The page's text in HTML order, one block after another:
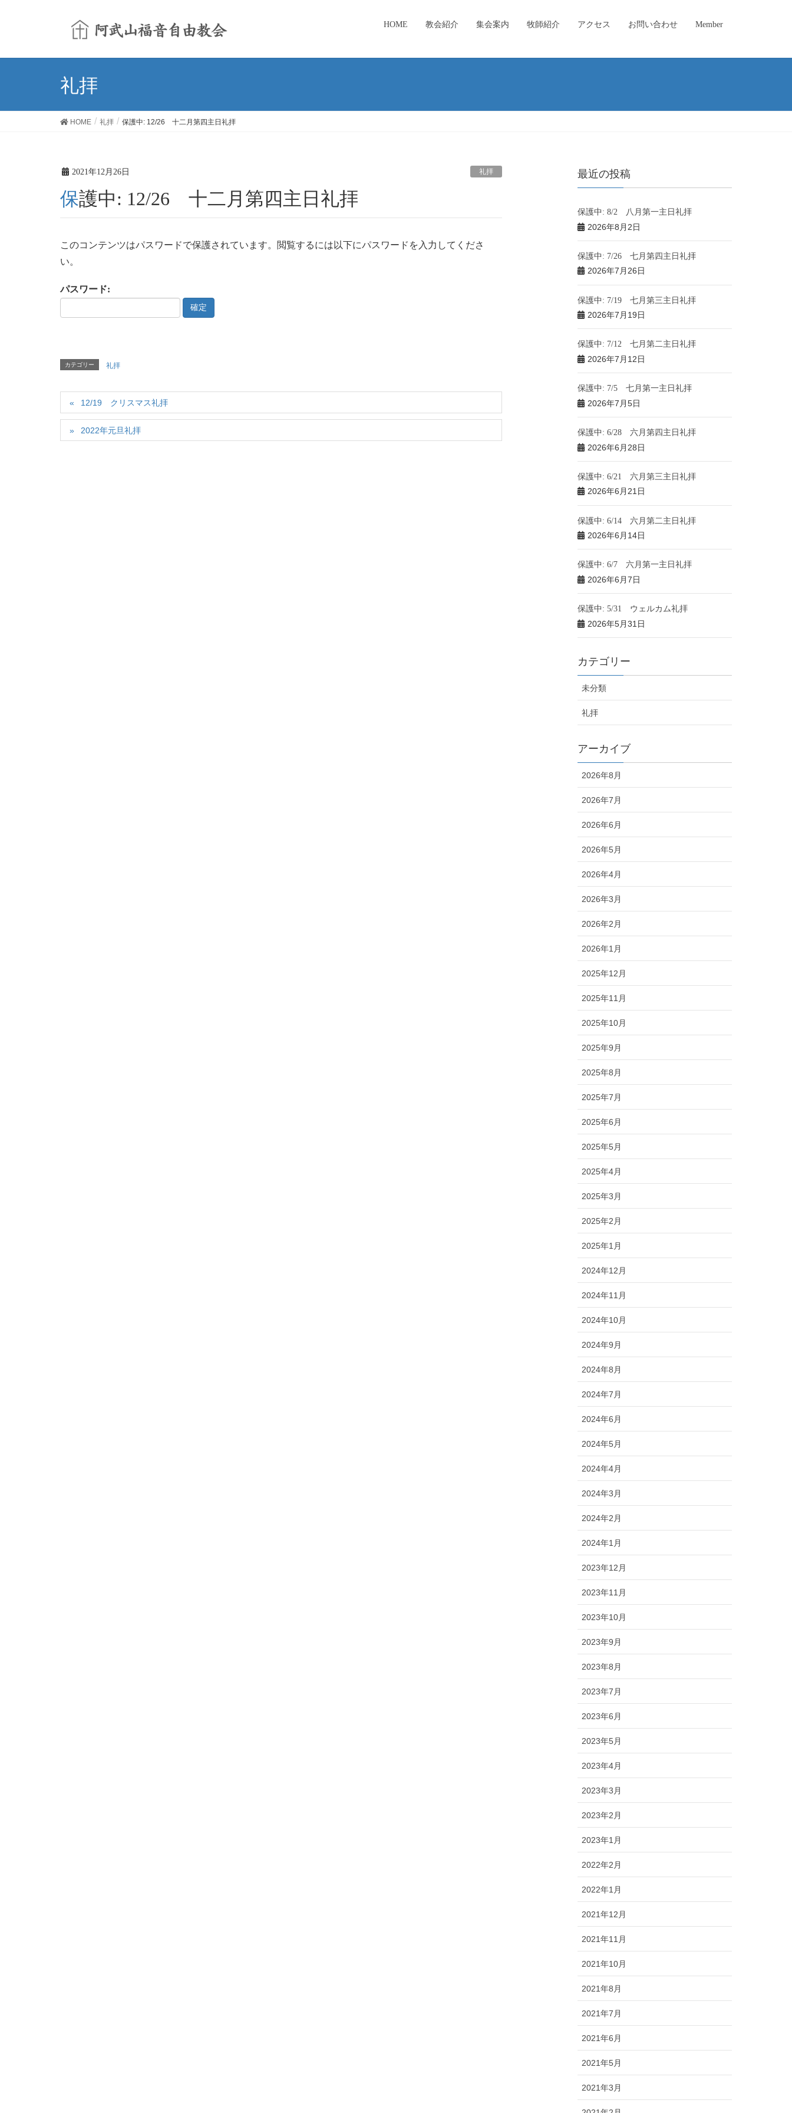
HOME 教会紹介 集会案内 牧師紹介 アクセス お問い合わせ Member
礼拝
HOME 礼拝 保護中: 12/26 十二月第四主日礼拝
2021年12月26日 礼拝
保護中: 12/26 十二月第四主日礼拝
このコンテンツはパスワードで保護されています。閲覧するには以下にパスワードを入力してくださ
い。
パスワード:
カテゴリー 礼拝
12/19 クリスマス礼拝
2022年元旦礼拝
最近の投稿
保護中: 8/2 八月第一主日礼拝
2026年8月2日
保護中: 7/26 七月第四主日礼拝
2026年7月26日
保護中: 7/19 七月第三主日礼拝
2026年7月19日
保護中: 7/12 七月第二主日礼拝
2026年7月12日
保護中: 7/5 七月第一主日礼拝
2026年7月5日
保護中: 6/28 六月第四主日礼拝
2026年6月28日
保護中: 6/21 六月第三主日礼拝
2026年6月21日
保護中: 6/14 六月第二主日礼拝
2026年6月14日
保護中: 6/7 六月第一主日礼拝
2026年6月7日
保護中: 5/31 ウェルカム礼拝
2026年5月31日
カテゴリー
未分類
礼拝
アーカイブ
2026年8月
2026年7月
2026年6月
2026年5月
2026年4月
2026年3月
2026年2月
2026年1月
2025年12月
2025年11月
2025年10月
2025年9月
2025年8月
2025年7月
2025年6月
2025年5月
2025年4月
2025年3月
2025年2月
2025年1月
2024年12月
2024年11月
2024年10月
2024年9月
2024年8月
2024年7月
2024年6月
2024年5月
2024年4月
2024年3月
2024年2月
2024年1月
2023年12月
2023年11月
2023年10月
2023年9月
2023年8月
2023年7月
2023年6月
2023年5月
2023年4月
2023年3月
2023年2月
2023年1月
2022年2月
2022年1月
2021年12月
2021年11月
2021年10月
2021年8月
2021年7月
2021年6月
2021年5月
2021年3月